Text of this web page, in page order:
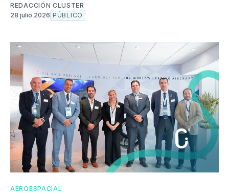
REDACCIÓN CLUSTER
28 julio 2026 PÚBLICO
AEROESPACIAL